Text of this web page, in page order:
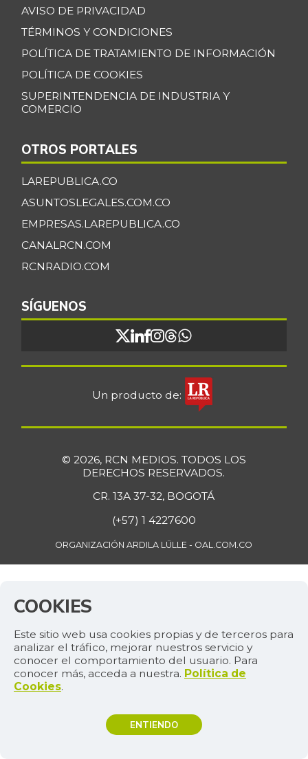
AVISO DE PRIVACIDAD
TÉRMINOS Y CONDICIONES
POLÍTICA DE TRATAMIENTO DE INFORMACIÓN
POLÍTICA DE COOKIES
SUPERINTENDENCIA DE INDUSTRIA Y
COMERCIO
OTROS PORTALES
LAREPUBLICA.CO
ASUNTOSLEGALES.COM.CO
EMPRESAS.LAREPUBLICA.CO
CANALRCN.COM
RCNRADIO.COM
SÍGUENOS
Un producto de:
© 2026, RCN MEDIOS. TODOS LOS
DERECHOS RESERVADOS.
CR. 13A 37-32, BOGOTÁ
(+57) 1 4227600
ORGANIZACIÓN ARDILA LÜLLE - OAL.COM.CO
COOKIES
Este sitio web usa cookies propias y de terceros para
analizar el tráfico, mejorar nuestros servicio y
conocer el comportamiento del usuario. Para
conocer más, acceda a nuestra. Política de
Cookies.
ENTIENDO